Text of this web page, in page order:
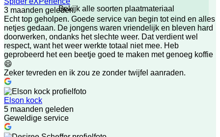
Bekijk alle soorten plaatmateriaal
3 maanden geleden
Echt top geholpen. Goede service van begin tot eind en alles
netjes gedaan. De jongens waren vriendelijk en bleven hard
doorwerken, ondanks het slechte weer. Dat verdient wel
respect, want het weer werkte totaal niet mee. Heb
geprobeerd het een beetje goed te maken met genoeg koffie
😄
Zeker tevreden en ik zou ze zonder twijfel aanraden.
Elson kock
5 maanden geleden
Geweldige service